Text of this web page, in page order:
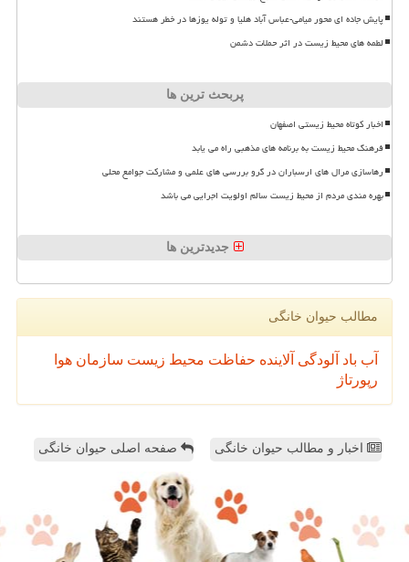
پایش جاده ای محور میامی-عباس آباد هلیا و توله یوزها در خطر هستند
لطمه های محیط زیست در اثر حملات دشمن
پربحث ترین ها
اخبار کوتاه محیط زیستی اصفهان
فرهنگ محیط زیست به برنامه های مذهبی راه می یابد
رهاسازی مرال های ارسباران در گرو بررسی های علمی و مشارکت جوامع محلی
بهره مندی مردم از محیط زیست سالم اولویت اجرایی می باشد
جدیدترین ها
مطالب حیوان خانگی
آب باد آلودگی آلاینده حفاظت محیط زیست سازمان هوا
رپورتاژ
اخبار و مطالب حیوان خانگی صفحه اصلی حیوان خانگی